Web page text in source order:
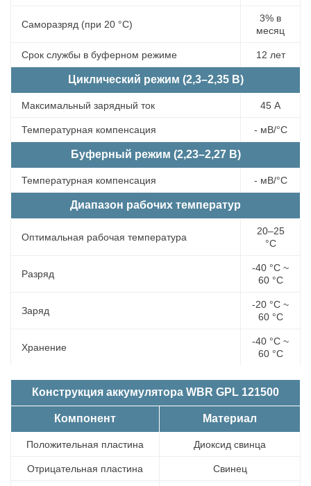
Саморазряд (при 20 °С)
3% в
месяц
Срок службы в буферном режиме 12 лет
Циклический режим (2,3–2,35 В)
Максимальный зарядный ток 45 А
Температурная компенсация - мВ/°С
Буферный режим (2,23–2,27 В)
Температурная компенсация - мВ/°С
Диапазон рабочих температур
Оптимальная рабочая температура
20–25
°С
Разряд
-40 °С ~
60 °С
Заряд
-20 °С ~
60 °С
Хранение
-40 °С ~
60 °С
Конструкция аккумулятора WBR GPL 121500
Компонент Материал
Положительная пластина Диоксид свинца
Отрицательная пластина Свинец